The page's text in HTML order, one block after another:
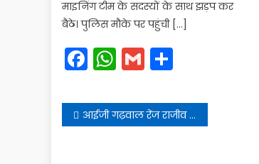
माइनिंग टीम के सदस्यों के साथ झड़प कर
बैठे। पुलिस मौके पर पहुंची […]
Facebook
WhatsApp
Gmail
Post
navigation
आईजी गढ़वाल रेंज राजीव स्वरूप ने किया मां गंगा का पूजन